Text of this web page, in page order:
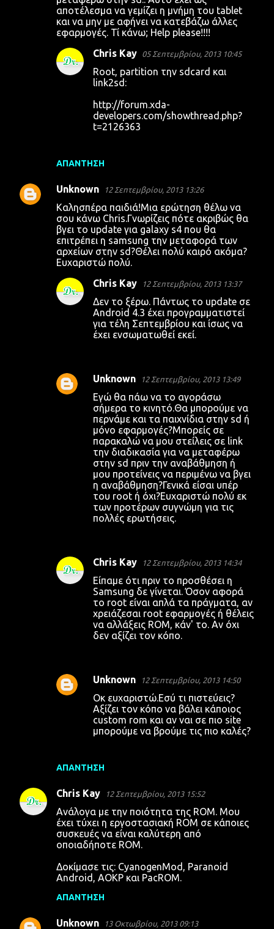
αποτέλεσμα να γεμίζει η μνήμη του tablet
και να μην με αφήνει να κατεβάζω άλλες
εφαρμογές. Τί κάνω; Help please!!!!
ΑΠΆΝΤΗΣΗ
Chris Kay 05 Σεπτεμβρίου, 2013 10:45
Root, partition την sdcard και
link2sd:
http://forum.xda-
developers.com/showthread.php?
t=2126363
Unknown 12 Σεπτεμβρίου, 2013 13:26
Καλησπέρα παιδιά!Μια ερώτηση θέλω να
σου κάνω Chris.Γνωρίζεις πότε ακριβώς θα
βγει το update για galaxy s4 που θα
επιτρέπει η samsung την μεταφορά των
αρχείων στην sd?Θέλει πολύ καιρό ακόμα?
Ευχαριστώ πολύ.
ΑΠΆΝΤΗΣΗ
Chris Kay 12 Σεπτεμβρίου, 2013 13:37
Δεν το ξέρω. Πάντως το update σε
Android 4.3 έχει προγραμματιστεί
για τέλη Σεπτεμβρίου και ίσως να
έχει ενσωματωθεί εκεί.
Unknown 12 Σεπτεμβρίου, 2013 13:49
Εγώ θα πάω να το αγοράσω
σήμερα το κινητό.Θα μπορούμε να
περνάμε και τα παιχνίδια στην sd ή
μόνο εφαρμογές?Μπορείς σε
παρακαλώ να μου στείλεις σε link
την διαδικασία για να μεταφέρω
στην sd πριν την αναβάθμηση ή
μου προτείνεις να περιμένω να βγει
η αναβάθμηση?Γενικά είσαι υπέρ
του root ή όχι?Ευχαριστώ πολύ εκ
των προτέρων συγνώμη για τις
πολλές ερωτήσεις.
Chris Kay 12 Σεπτεμβρίου, 2013 14:34
Είπαμε ότι πριν το προσθέσει η
Samsung δε γίνεται. Όσον αφορά
το root είναι απλά τα πράγματα, αν
χρειάζεσαι root εφαρμογές ή θέλεις
να αλλάξεις ROM, κάν' το. Αν όχι
δεν αξίζει τον κόπο.
Unknown 12 Σεπτεμβρίου, 2013 14:50
Οκ ευχαριστώ.Εσύ τι πιστεύεις?
Αξίζει τον κόπο να βάλει κάποιος
custom rom και αν ναι σε πιο site
μπορούμε να βρούμε τις πιο καλές?
Chris Kay 12 Σεπτεμβρίου, 2013 15:52
Ανάλογα με την ποιότητα της ROM. Μου
έχει τύχει η εργοστασιακή ROM σε κάποιες
συσκευές να είναι καλύτερη από
οποιαδήποτε ROM.
Δοκίμασε τις: CyanogenMod, Paranoid
Android, AOKP και PacROM.
ΑΠΆΝΤΗΣΗ
Unknown 13 Οκτωβρίου, 2013 09:13